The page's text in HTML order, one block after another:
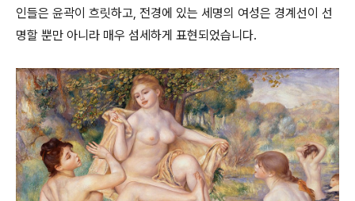
인들은 윤곽이 흐릿하고, 전경에 있는 세명의 여성은 경계선이 선
명할 뿐만 아니라 매우 섬세하게 표현되었습니다.